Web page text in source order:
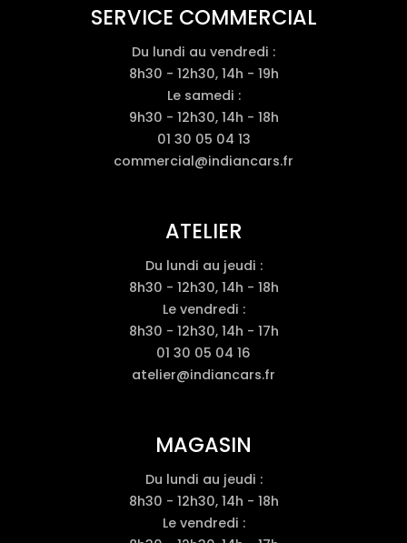
SERVICE COMMERCIAL
Du lundi au vendredi :
8h30 - 12h30, 14h - 19h
Le samedi :
9h30 - 12h30, 14h - 18h
01 30 05 04 13
commercial@indiancars.fr
ATELIER
Du lundi au jeudi :
8h30 - 12h30, 14h - 18h
Le vendredi :
8h30 - 12h30, 14h - 17h
01 30 05 04 16
atelier@indiancars.fr
MAGASIN
Du lundi au jeudi :
8h30 - 12h30, 14h - 18h
Le vendredi :